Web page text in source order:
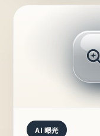
AI 曝光